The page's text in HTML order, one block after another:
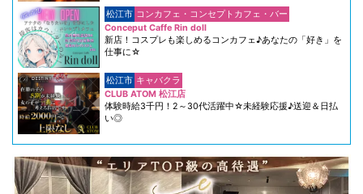
松江市 コンカフェ・コンセプトカフェ・バー
Conceput Caffe Rin doll
新店！コスプレも楽しめるコンカフェ♪あなたの「好き」を
仕事に☆
松江市 キャバクラ
CLUB ATOM 松江店
体験時給3千円！2～30代活躍中☆未経験応援♪送迎＆日払
い◎